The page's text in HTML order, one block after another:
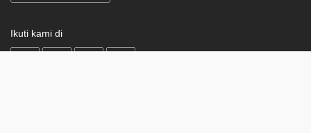
Ikuti kami di
on
on
on
on